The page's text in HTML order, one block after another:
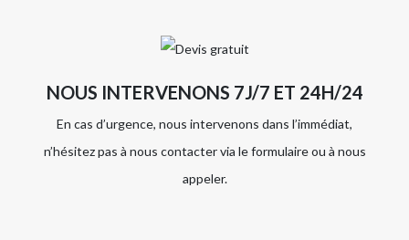
NOUS INTERVENONS 7J/7 ET 24H/24
En cas d’urgence, nous intervenons dans l’immédiat,
n’hésitez pas à nous contacter via le formulaire ou à nous
appeler.